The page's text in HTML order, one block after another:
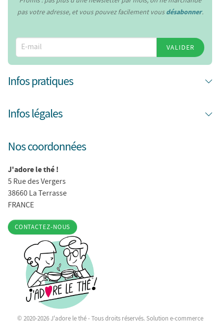
pas votre adresse, et vous pouvez facilement vousdésabonner.
VALIDER
Infos pratiques
Infos légales
Nos coordonnées
J'adore le thé !
5 Rue des Vergers
38660 La Terrasse
FRANCE
CONTACTEZ-NOUS
© 2020-2026 J'adore le thé - Tous droits réservés. Solution e-commerce